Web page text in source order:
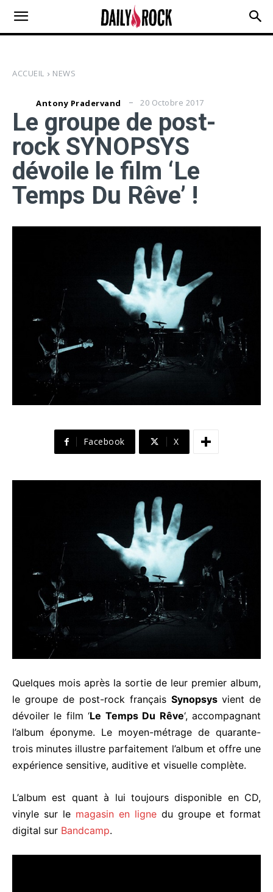
ACCUEIL NEWS
Antony Pradervand 20 Octobre 2017
Le groupe de post-
rock SYNOPSYS
dévoile le film ‘Le
Temps Du Rêve’ !
Facebook X
Quelques mois après la sortie de leur premier album,
le groupe de post-rock français Synopsys vient de
dévoiler le film ‘Le Temps Du Rêve‘, accompagnant
l’album éponyme. Le moyen-métrage de quarante-
trois minutes illustre parfaitement l’album et offre une
expérience sensitive, auditive et visuelle complète.
L’album est quant à lui toujours disponible en CD,
vinyle sur le magasin en ligne du groupe et format
digital sur Bandcamp.